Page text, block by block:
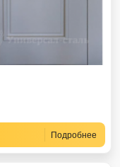
Подробнее